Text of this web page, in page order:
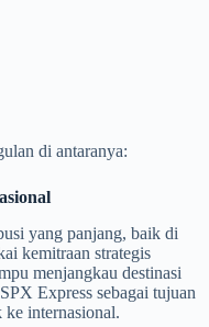
di antaranya:
yang panjang, baik di
kemitraan strategis
menjangkau destinasi
Express sebagai tujuan
internasional.